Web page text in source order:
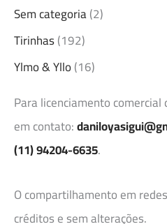
Sem categoria(2)
Tirinhas(192)
Ylmo & Yllo(16)
Para licenciamento
em contato:
(11) 94204-6635.
O compartilhamento em
créditos e sem alterações.